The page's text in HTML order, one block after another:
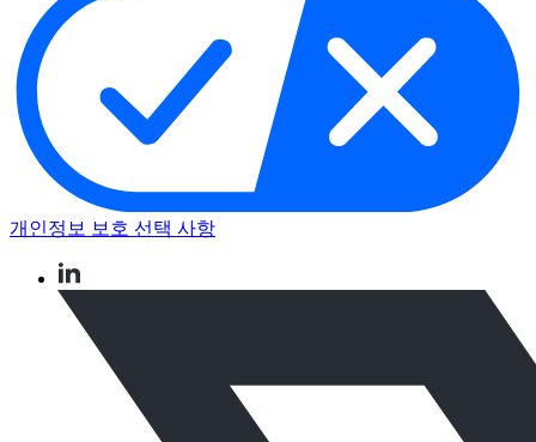
개인정보 보호 선택 사항